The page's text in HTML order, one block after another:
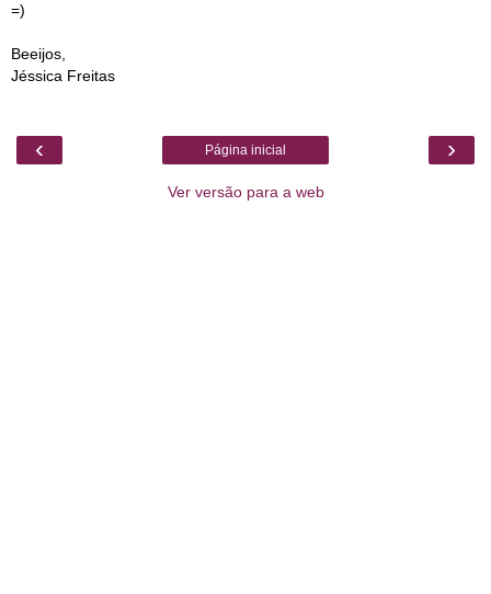
=)
Beeijos,
Jéssica Freitas
‹ ›
Página inicial
Ver versão para a web